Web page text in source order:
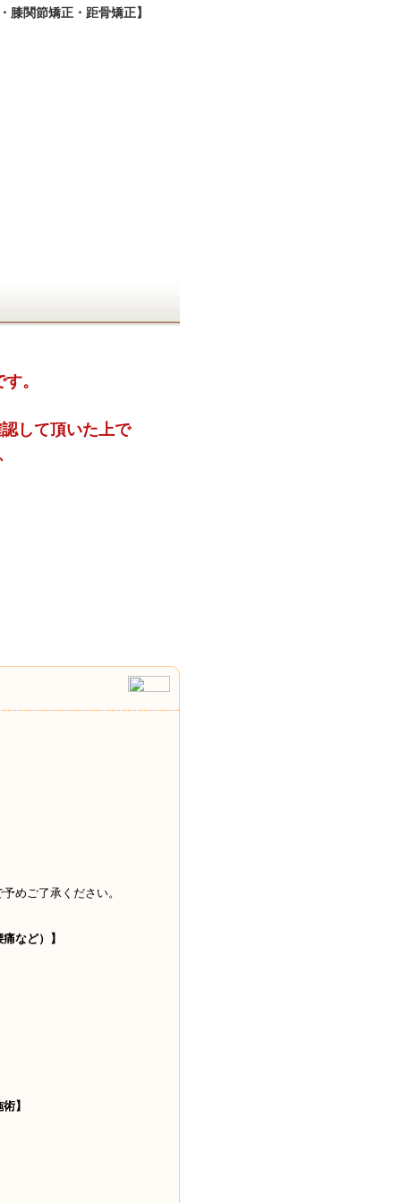
関節矯正・距骨矯正】
。
して頂いた上で
めご了承ください。
など）】
】